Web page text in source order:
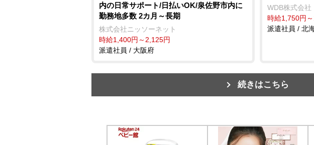
内の日常サポート/日払いOK/泉佐野市内に
勤務地多数 2カ月～長期
株式会社ニッソーネット
時給1,400円～2,125円
派遣社員 / 大阪府
WDB株式会社
時給1,750円
派遣社員 / 北
続きはこちら